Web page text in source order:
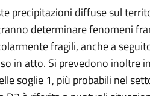
precipitazioni diffuse sul
determinare fenomeni
fragili, anche a
in atto. Si prevedono inoltre
soglie 1, più probabili nel